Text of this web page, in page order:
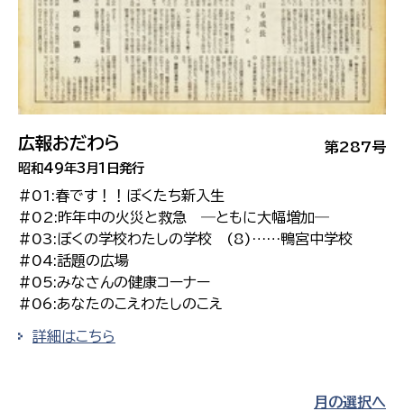
第287号
広報おだわら
昭和49年3月1日発行
#01:春です！！ぼくたち新入生
#02:昨年中の火災と救急 ―ともに大幅増加―
#03:ぼくの学校わたしの学校 (8)……鴨宮中学校
#04:話題の広場
#05:みなさんの健康コーナー
#06:あなたのこえわたしのこえ
詳細はこちら
月の選択へ